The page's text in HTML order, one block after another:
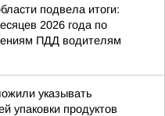
подвела итоги:
2026 года по
ПДД водителям
указывать
упаковки продуктов